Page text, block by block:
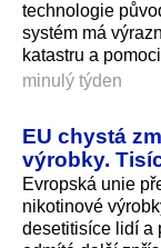
technologie
systém má
katastru a
minulý týden
EU chystá
výrobky.
Evropská unie
nikotinové
desetitisíce lidí a